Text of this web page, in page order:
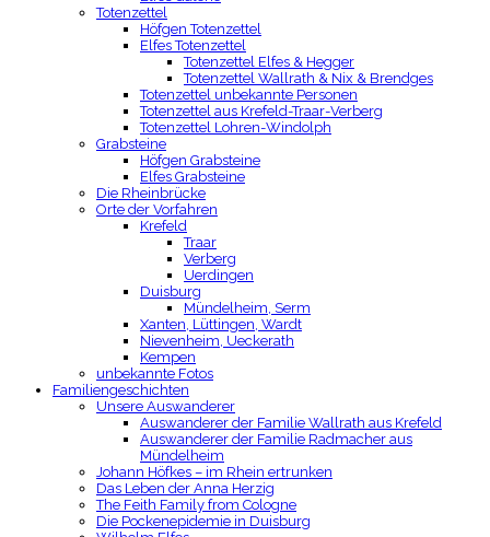
Totenzettel
Höfgen Totenzettel
Elfes Totenzettel
Totenzettel Elfes & Hegger
Totenzettel Wallrath & Nix & Brendges
Totenzettel unbekannte Personen
Totenzettel aus Krefeld-Traar-Verberg
Totenzettel Lohren-Windolph
Grabsteine
Höfgen Grabsteine
Elfes Grabsteine
Die Rheinbrücke
Orte der Vorfahren
Krefeld
Traar
Verberg
Uerdingen
Duisburg
Mündelheim, Serm
Xanten, Lüttingen, Wardt
Nievenheim, Ueckerath
Kempen
unbekannte Fotos
Familiengeschichten
Unsere Auswanderer
Auswanderer der Familie Wallrath aus Krefeld
Auswanderer der Familie Radmacher aus
Mündelheim
Johann Höfkes – im Rhein ertrunken
Das Leben der Anna Herzig
The Feith Family from Cologne
Die Pockenepidemie in Duisburg